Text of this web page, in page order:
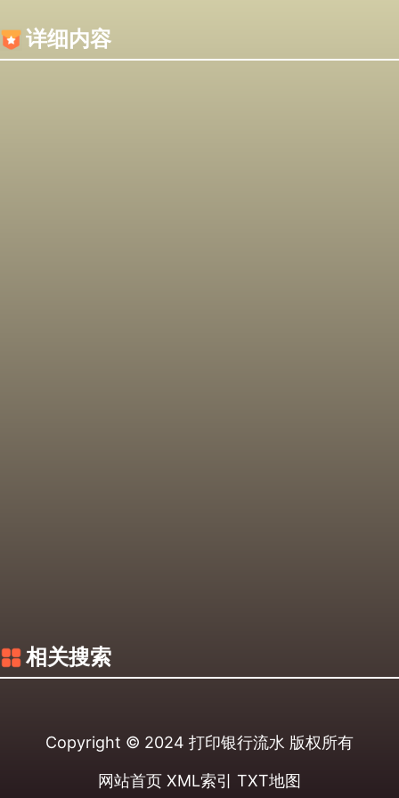
详细内容
相关搜索
Copyright © 2024 打印银行流水 版权所有
网站首页 XML索引 TXT地图